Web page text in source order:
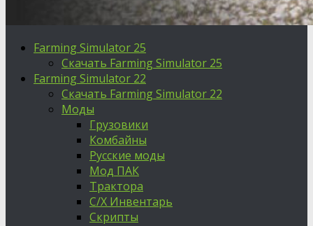
Farming Simulator 25
Скачать Farming Simulator 25
Farming Simulator 22
Скачать Farming Simulator 22
Моды
Грузовики
Комбайны
Русские моды
Мод ПАК
Трактора
С/Х Инвентарь
Скрипты